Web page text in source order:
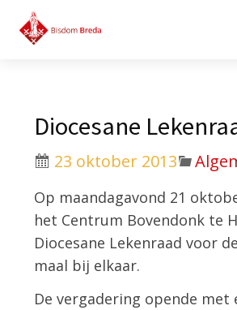
Diocesane
23 oktober 2013
Op maandagavond 21
het Centrum Bovendonk te
Diocesane Lekenraad voor
maal bij elkaar.
De vergadering opende met